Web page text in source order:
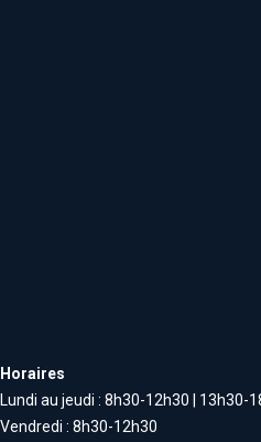
Horaires
Lundi au jeudi : 8h30-12h30 | 13h30-
Vendredi : 8h30-12h30